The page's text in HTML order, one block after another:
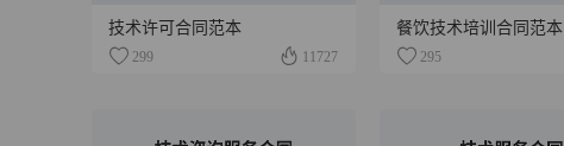
技术许可合同范本
299 11727
餐饮技术培训合同范本
295